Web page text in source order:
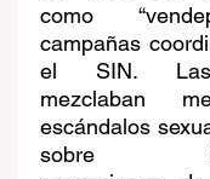
como
campañas
el SIN. Las
mezclaban
escándalos
sobre